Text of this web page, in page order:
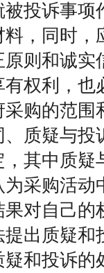
投诉事项
，同时，
则和诚实
权利，也
采购的范
质疑与
其中质疑
采购活动
对自己的
出质疑和
和投诉的